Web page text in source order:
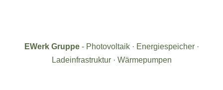
EWerk Gruppe- Photovoltaik · Energiespeicher ·
Ladeinfrastruktur · Wärmepumpen